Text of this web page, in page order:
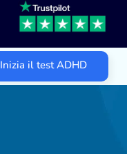
Inizia il test ADHD